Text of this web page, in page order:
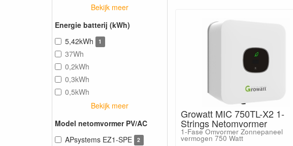
Bekijk meer
Energie batterij (kWh)
5,42kWh
1
37Wh
0,2kWh
0,3kWh
0,5kWh
Bekijk meer
Model netomvormer PV/AC
APsystems EZ1-SPE
2
Growatt MIC 750TL-X2 1-
Strings Netomvormer
1-Fase Omvormer Zonnepaneel
vermogen 750 Watt